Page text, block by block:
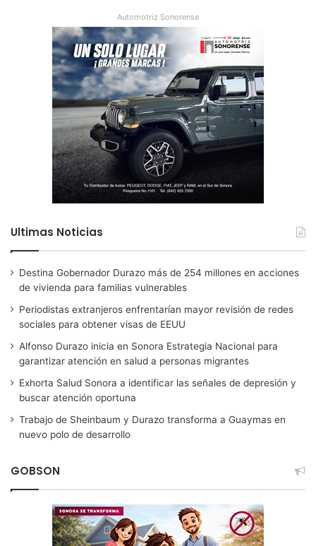
Automotriz Sonorense
Ultimas Noticias
Destina Gobernador Durazo más de 254 millones en acciones
de vivienda para familias vulnerables
Periodistas extranjeros enfrentarían mayor revisión de redes
sociales para obtener visas de EEUU
Alfonso Durazo inicia en Sonora Estrategia Nacional para
garantizar atención en salud a personas migrantes
Exhorta Salud Sonora a identificar las señales de depresión y
buscar atención oportuna
Trabajo de Sheinbaum y Durazo transforma a Guaymas en
nuevo polo de desarrollo
GOBSON